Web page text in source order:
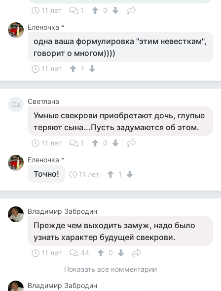
11 лет 1
0
Еленочка *
одна ваша формулировка "этим невесткам",
говорит о многом))))
11 лет 1
Св Светлана
Умные свекрови приобретают дочь, глупые
теряют сына...Пусть задумаются об этом.
11 лет 1
0
Еленочка *
Точно! 11 лет 1
Владимир Забродин
Прежде чем выходить замуж, надо было
узнать характер будущей свекрови.
11 лет 44
0
Показать все комментарии
Владимир Забродин